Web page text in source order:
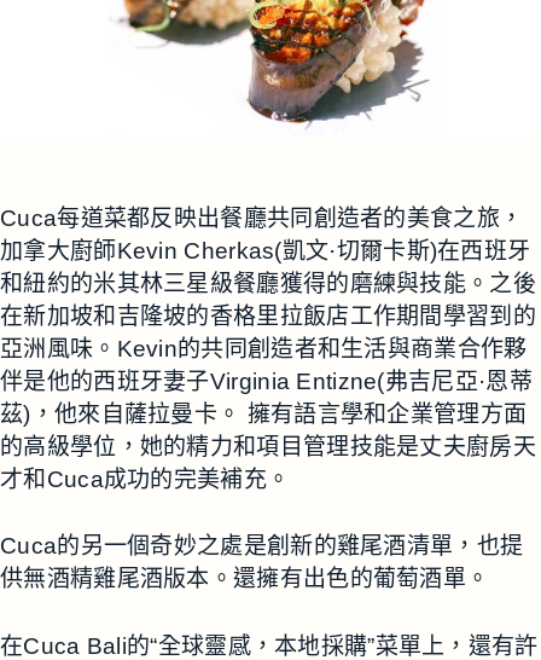
Cuca每道菜都反映出餐廳共同創造者的美食之旅，
加拿大廚師Kevin Cherkas(凱文·切爾卡斯)在西班牙
和紐約的米其林三星級餐廳獲得的磨練與技能。之後
在新加坡和吉隆坡的香格里拉飯店工作期間學習到的
亞洲風味。Kevin的共同創造者和生活與商業合作夥
伴是他的西班牙妻子Virginia Entizne(弗吉尼亞·恩蒂
茲)，他來自薩拉曼卡。 擁有語言學和企業管理方面
的高級學位，她的精力和項目管理技能是丈夫廚房天
才和Cuca成功的完美補充。
Cuca的另一個奇妙之處是創新的雞尾酒清單，也提
供無酒精雞尾酒版本。還擁有出色的葡萄酒單。
在Cuca Bali的“全球靈感，本地採購”菜單上，還有許